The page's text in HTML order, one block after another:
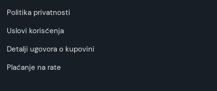
Politika privatnosti
Uslovi korisćenja
Detalji ugovora o kupovini
Plaćanje na rate